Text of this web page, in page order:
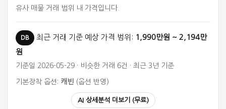
유사 매물 거래 범위 내 가격입니다.
DB 최근 거래 기준 예상 가격 범위: 1,990만원 ~ 2,194만
원
기준일 2026-05-29 · 비슷한 거래 6건 · 최근 3년 기준
기본장착 옵션: 캐빈 (옵션 반영)
AI 상세분석 더보기 (무료)